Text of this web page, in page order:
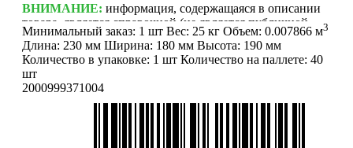
ВНИМАНИЕ: информация, содержащаяся в описании
товара, является справочной (не является публичной
офертой и не попадает под п. 2 ст. 437 ГК РФ).
Производитель может изменить характеристики и
внешний вид товара без предварительного уведомления.
Фотографии (изображения) могут отличаться от
действительного вида товара. Для уточнения деталей
обращайтесь к менеджерам. Если Вы нашли неточность
Минимальный заказ: 1 шт Вес: 25 кг Объем: 0.007866 м3
Длина: 230 мм Ширина: 180 мм Высота: 190 мм
Количество в упаковке: 1 шт Количество на паллете: 40
шт
2000999371004